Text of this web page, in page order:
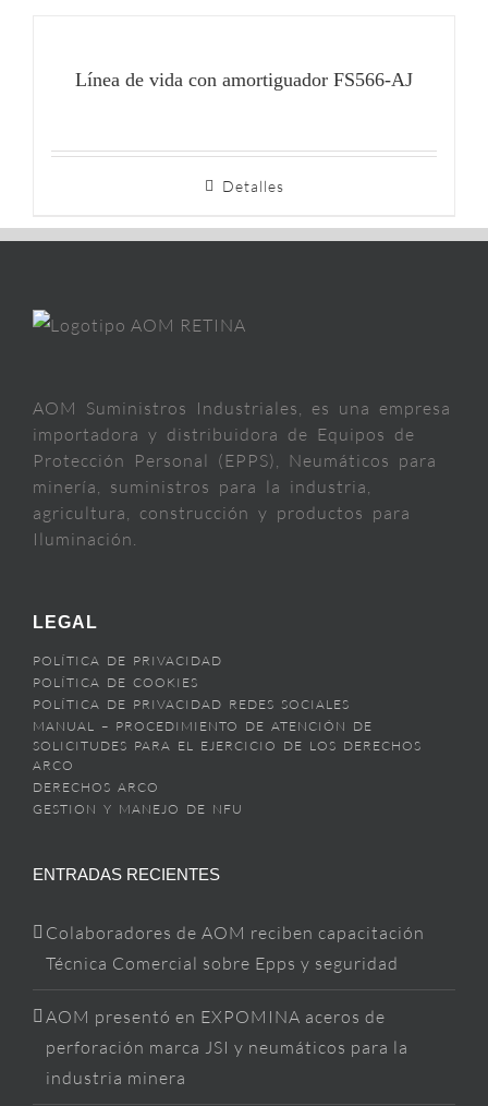
Línea de vida con amortiguador FS566-AJ
Detalles
AOM Suministros Industriales, es una empresa
importadora y distribuidora de Equipos de
Protección Personal (EPPS), Neumáticos para
minería, suministros para la industria,
agricultura, construcción y productos para
Iluminación.
LEGAL
POLÍTICA DE PRIVACIDAD
POLÍTICA DE COOKIES
POLÍTICA DE PRIVACIDAD REDES SOCIALES
MANUAL – PROCEDIMIENTO DE ATENCIÓN DE
SOLICITUDES PARA EL EJERCICIO DE LOS DERECHOS
ARCO
DERECHOS ARCO
GESTION Y MANEJO DE NFU
ENTRADAS RECIENTES
Colaboradores de AOM reciben capacitación
Técnica Comercial sobre Epps y seguridad
AOM presentó en EXPOMINA aceros de
perforación marca JSI y neumáticos para la
industria minera